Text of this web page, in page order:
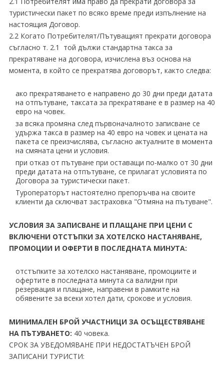
туристически пакет по всяко време преди изпълнение на
настоящия Договор.
2.2 Когато Потребителят/Пътуващият прекрати договора
съгласно т. 2.1 той дължи стандартна такса за
прекратяване на договора, изчислена въз основа на
момента, в който се прекратява договорът, както следва:
ако прекратяването е направено до 30 дни преди датата
на отпътуване, таксата за прекратяване е в размер на 40
евро на човек.
за всяка промяна след първоначалното записване се
удържа такса в размер на 40 евро на човек и цената на
пакета се преизчислява, съгласно актуалните в момента
на смяната цени и условия.
при отказ от пътуване при оставащи по-малко от 30 дни
преди датата на отпътуване, се прилагат условията по
Договора за туристически пакет.
Туроператорът настоятелно препоръчва на своите
клиенти да сключват застраховка "Отмяна на пътуване".
УСЛОВИЯ ЗА ЗАПИСВАНЕ И ПЛАЩАНЕ ПРИ ЦЕНИ С
ВКЛЮЧЕНИ ОТСТЪПКИ ЗА ХОТЕЛСКО НАСТАНЯВАНЕ,
ПРОМОЦИИ И ОФЕРТИ В ПОСЛЕДНАТА МИНУТА:
отстъпките за хотелско настаняване, промоциите и
офертите в последната минута са валидни при
резервация и плащане, направени в рамките на
обявените за всеки хотел дати, срокове и условия.
МИНИМАЛЕН БРОЙ УЧАСТНИЦИ ЗА ОСЪЩЕСТВЯВАНЕ
НА ПЪТУВАНЕТО: 40 човека.
СРОК ЗА УВЕДОМЯВАНЕ ПРИ НЕДОСТАТЪЧЕН БРОЙ
ЗАПИСАНИ ТУРИСТИ: